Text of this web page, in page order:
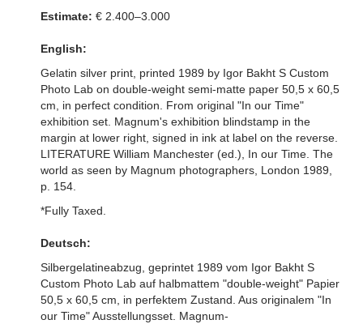
Estimate: € 2.400–3.000
English:
Gelatin silver print, printed 1989 by Igor Bakht S Custom
Photo Lab on double-weight semi-matte paper 50,5 x 60,5
cm, in perfect condition. From original "In our Time"
exhibition set. Magnum's exhibition blindstamp in the
margin at lower right, signed in ink at label on the reverse.
LITERATURE William Manchester (ed.), In our Time. The
world as seen by Magnum photographers, London 1989,
p. 154.
*Fully Taxed.
Deutsch:
Silbergelatineabzug, geprintet 1989 vom Igor Bakht S
Custom Photo Lab auf halbmattem "double-weight" Papier
50,5 x 60,5 cm, in perfektem Zustand. Aus originalem "In
our Time" Ausstellungsset. Magnum-